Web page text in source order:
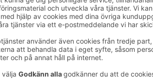
är stängt på mån­da­gar.Öp­pet­ti­der
HOTEL SEURAHUONE,